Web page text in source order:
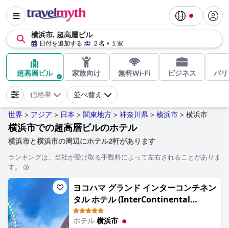
横浜市, 超高層ビル
日付を追加する ２名 １室
超高層ビル 家族向け 無料Wi-Fi ビジネス バ
価格帯 並べ替え
世界 > アジア > 日本 > 関東地方 > 神奈川県 > 横浜市 > 横浜市
横浜市での超高層ビルのホテル
横浜市と横浜市の周辺にホテル2軒があります
ランキングは、当社が受け取る手数料によって左右されることがありま
す。
ヨコハマ グランド インターコンチネン
タル ホテル (InterContinental
Yokohama Grand by IHG)
ホテル横浜市